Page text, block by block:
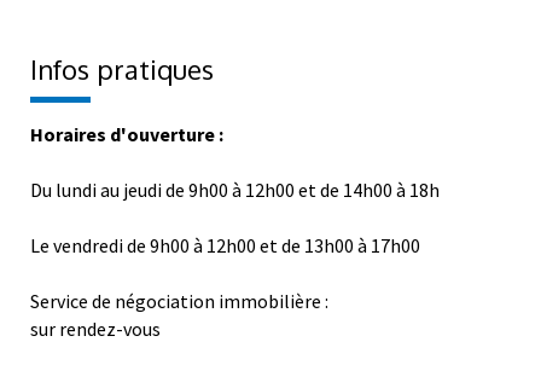
Infos pratiques
Horaires d'ouverture :
Du lundi au jeudi de 9h00 à 12h00 et de 14h00 à 18h
Le vendredi de 9h00 à 12h00 et de 13h00 à 17h00
Service de négociation immobilière :
sur rendez-vous